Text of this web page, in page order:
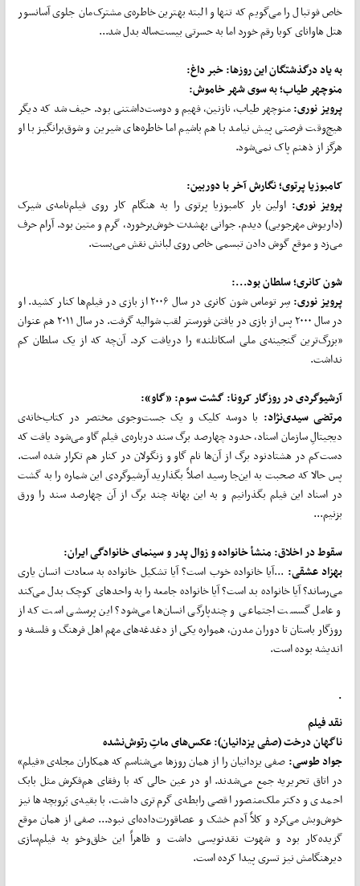
خاص فوتبال را می‌گویم که تنها و البته بهترین خاطره‌ی مشترک‌مان جلوی آسانسور
هتل هاوانای کوبا رقم خورد اما به حسرتی بیست‌ساله بدل شد...
به یاد درگذشتگان این روزها: خبر داغ:
منوچهر طیاب؛ به سوی شهر خاموش:
پرویز نوری:منوچهر طیاب، نازنین، فهیم و دوست‌داشتنی بود. حیف شد که دیگر
هیچ‌وقت فرصتی پیش نیامد با هم باشیم اما خاطره‌های شیرین و شوق‌برانگیز با او
هرگز از ذهنم پاک نمی‌شود.
کامبوزیا پرتوی؛ نگارش آخر با دوربین:
پرویز نوری:اولین بار کامبوزیا پرتوی را به هنگام کار روی فیلم‌نامه‌ی شیرک
(داریوش مهرجویی) دیدم. جوانی به‎شدت خوش‌برخورد، گرم و متین بود. آرام حرف
می‌زد و موقع گوش دادن تبسمی خاص روی لبانش نقش می‌بست.
شون کانری؛ سلطان بود...:
پرویز نوری:
سِر توماس شون کانری در سال ۲۰۰۶ از بازی در فیلم‌ها کنار کشید. او
در سال ۲۰۰۰ پس از بازی در یافتن فورستر لقب شوالیه گرفت. در سال ۲۰۱۱ هم عنوان
«بزرگ‌ترین گنجینه‌ی ملی اسکاتلند» را دریافت کرد. آن‌چه که از یک سلطان کم
نداشت.
آرشیوگردی در روزگار کرونا: گشت سوم: «گاو»:
مرتضی سیدی‌نژاد:با دوسه کلیک و یک جست‌وجوی مختصر در کتاب‌خانه‌ی
دیجیتالِ سازمان اسناد، حدود چهارصد برگ سند درباره‌ی فیلم گاو می‌شود یافت که
دست‌کم در هشتادنود برگ از آن‌ها نام گاو و زنگولان در کنار هم تکرار شده است.
پس حالا که صحبت به این‌جا رسید اصلاً بگذارید آرشیوگردی این شماره را به گشت
در اسناد این فیلم بگذرانیم و به این بهانه چند برگ از آن چهارصد سند را ورق
بزنیم...
سقوط در اخلاق: منشأ خانواده و زوال پدر و سینمای خانوادگی ایران:
بهزاد عشقی:...آیا خانواده خوب است؟ آیا تشکیل خانواده به سعادت انسان یاری
می‌رساند؟ آیا خانواده بد است؟ آیا خانواده جامعه را به واحدهای کوچک بدل می‌کند
و عامل گسست اجتماعی و چندپارگی انسان‌ها می‌شود؟ این پرسشی است که از
روزگار باستان تا دوران مدرن، همواره یکی از دغدغه‌های مهم اهل فرهنگ و فلسفه و
اندیشه بوده است.
نقد فیلم
ناگهان درخت (صفی یزدانیان): عکس‌های ماتِ رتوش‌نشده
جواد طوسی:صفی یزدانیان را از همان روزها می‌شناسم که همکاران مجله‌ی «فیلم»
در اتاق تحریریه جمع می‌شدند. او در عین حالی که با رفقای هم‌فکرش مثل بابک
احمدی و دکتر ملک‌منصور اقصی رابطه‌ی گرم‌تری داشت، با بقیه‌ی بَروبچه‌ها نیز
خوش‌وبش می‌کرد و کلاً آدم خشک و عصاقورت‌داده‌ای نبود... صفی از همان موقع
گزیده‌کار بود و شهوت نقدنویسی داشت و ظاهراً این خلق‌وخو به فیلم‌سازی
دیرهنگامش نیز تسری پیدا کرده است.